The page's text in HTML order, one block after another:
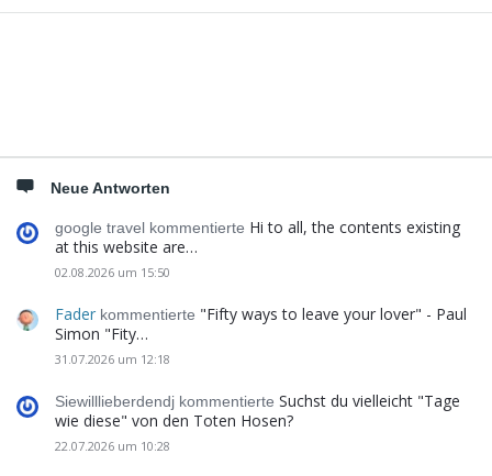
Neue Antworten
google travel kommentierte Hi to all, the contents existing
at this website are…
02.08.2026 um 15:50
Fader kommentierte "Fifty ways to leave your lover" - Paul
Simon "Fity…
31.07.2026 um 12:18
Siewilllieberdendj kommentierte Suchst du vielleicht "Tage
wie diese" von den Toten Hosen?
22.07.2026 um 10:28